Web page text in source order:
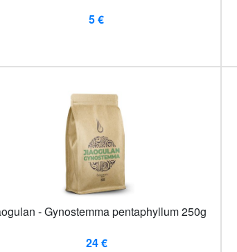
5 €
- Gynostemma pentaphyllum 250g
24 €